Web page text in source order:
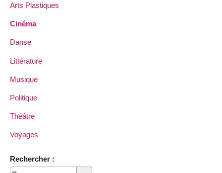
Arts Plastiques
Cinéma
Danse
Littérature
Musique
Politique
Théâtre
Voyages
Rechercher :